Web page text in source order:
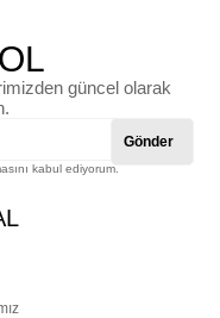
güncel olarak
Gönder
kabul ediyorum.